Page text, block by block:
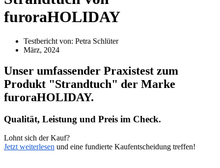
furoraHOLIDAY
Testbericht von: Petra Schlüter
März, 2024
Unser umfassender Praxistest zum
Produkt "Strandtuch" der Marke
furoraHOLIDAY.
Qualität, Leistung und Preis im Check.
Lohnt sich der Kauf?
Jetzt weiterlesen und eine fundierte Kaufentscheidung treffen!